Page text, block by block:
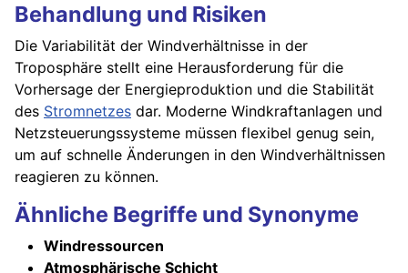
Behandlung und Risiken
Die Variabilität der Windverhältnisse in der
Troposphäre stellt eine Herausforderung für die
Vorhersage der Energieproduktion und die Stabilität
des Stromnetzes dar. Moderne Windkraftanlagen und
Netzsteuerungssysteme müssen flexibel genug sein,
um auf schnelle Änderungen in den Windverhältnissen
reagieren zu können.
Ähnliche Begriffe und Synonyme
Windressourcen
Atmosphärische Schicht